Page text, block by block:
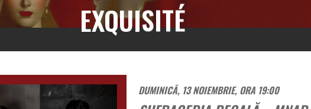
EXQUISITÉ
DUMINICĂ, 13 NOIEMBRIE, ORA 19:00